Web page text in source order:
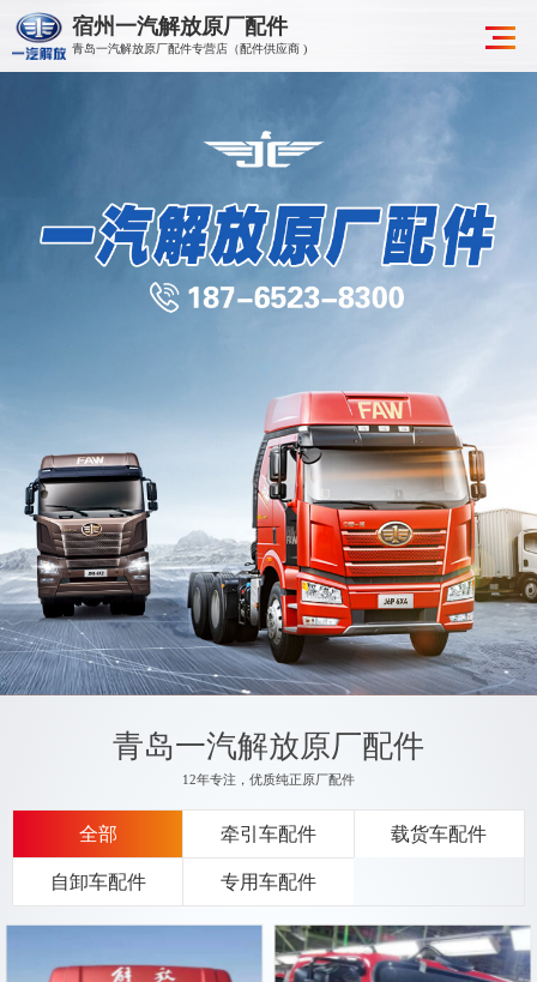
宿州一汽解放原厂配件
青岛一汽解放原厂配件专营店（配件供应商 )
青岛一汽解放原厂配件
12年专注，优质纯正原厂配件
全部 牵引车配件 载货车配件
自卸车配件 专用车配件